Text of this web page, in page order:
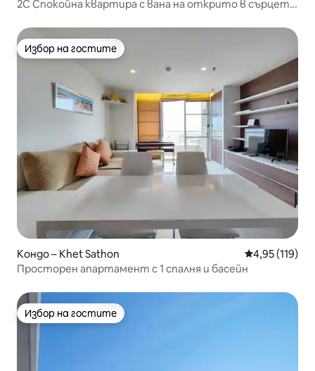
2C Спокойна квартира с вана на открито в сърцето
Избор на гостите
Избор на гостите
Кондо – Khet Sathon Средна
4,95 (119)
Просторен апартамент с 1 спалня и басейн
Избор на гостите
Избор на гостите